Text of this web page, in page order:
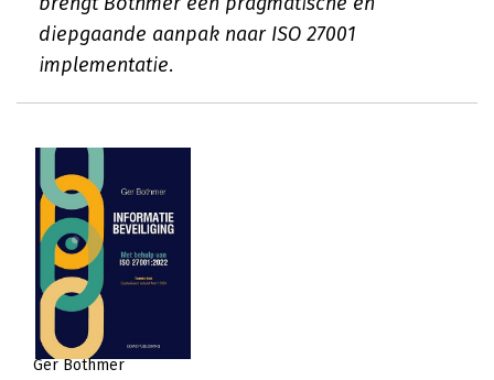
diepgaande aanpak naar ISO 27001
implementatie.
Ger Bothmer